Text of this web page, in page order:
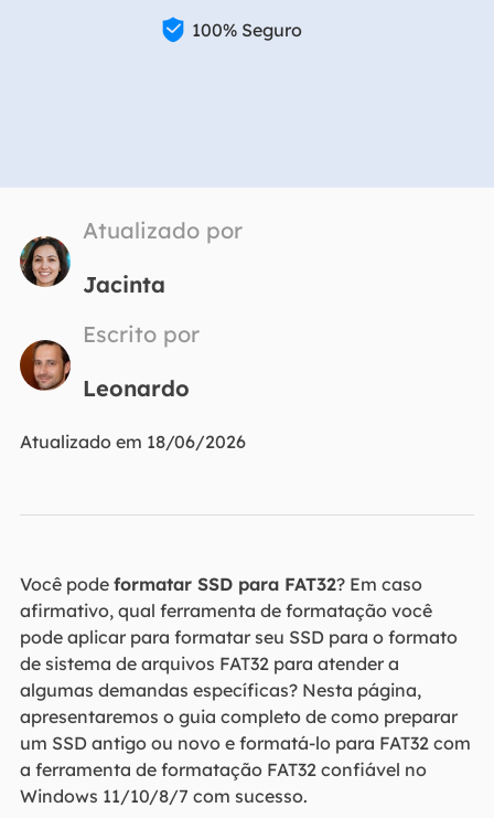
 100% Seguro
Atualizado por
Jacinta
Escrito por
Leonardo
Atualizado em 18/06/2026
Você pode formatar SSD para FAT32? Em caso
afirmativo, qual ferramenta de formatação você
pode aplicar para formatar seu SSD para o formato
de sistema de arquivos FAT32 para atender a
algumas demandas específicas? Nesta página,
apresentaremos o guia completo de como preparar
um SSD antigo ou novo e formatá-lo para FAT32 com
a ferramenta de formatação FAT32 confiável no
Windows 11/10/8/7 com sucesso.